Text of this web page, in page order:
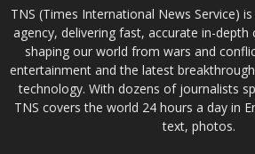
TNS (Times International News Service)
agency, delivering fast, accurate in-
shaping our world from wars and
entertainment and the latest
technology. With dozens of journalists
TNS covers the world 24 hours a day in
text, photos.